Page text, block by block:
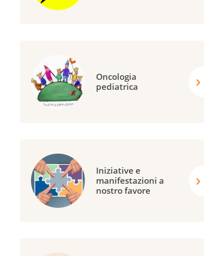
Oncologia
pediatrica
Iniziative e
manifestazioni a
nostro favore